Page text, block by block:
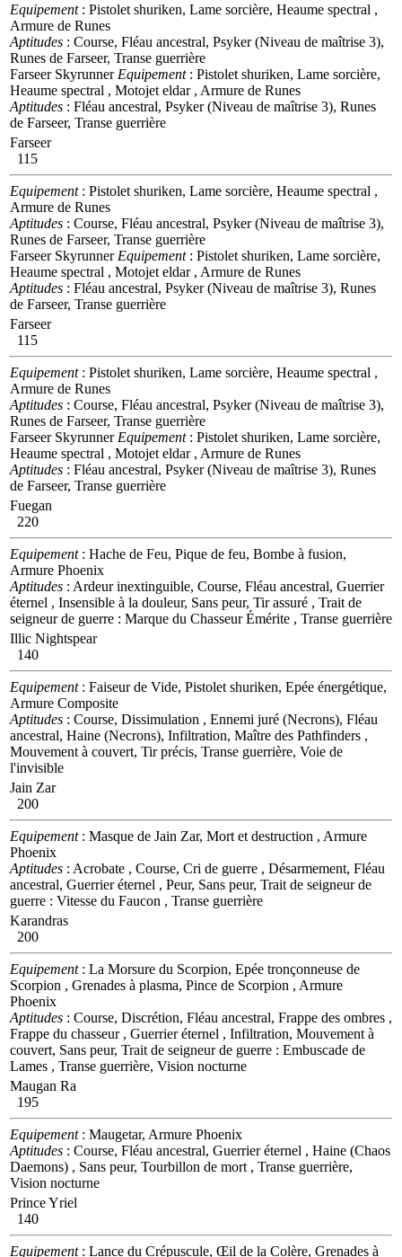
Equipement: Pistolet shuriken, Lame sorcière, Heaume spectral ,
Armure de Runes
Aptitudes : Course, Fléau ancestral, Psyker (Niveau de maîtrise 3),
Runes de Farseer, Transe guerrière
Farseer Skyrunner Equipement: Pistolet shuriken, Lame sorcière,
Heaume spectral , Motojet eldar , Armure de Runes
Aptitudes : Fléau ancestral, Psyker (Niveau de maîtrise 3), Runes
de Farseer, Transe guerrière
Farseer
115
Equipement: Pistolet shuriken, Lame sorcière, Heaume spectral ,
Armure de Runes
Aptitudes : Course, Fléau ancestral, Psyker (Niveau de maîtrise 3),
Runes de Farseer, Transe guerrière
Farseer Skyrunner Equipement: Pistolet shuriken, Lame sorcière,
Heaume spectral , Motojet eldar , Armure de Runes
Aptitudes : Fléau ancestral, Psyker (Niveau de maîtrise 3), Runes
de Farseer, Transe guerrière
Farseer
115
Equipement: Pistolet shuriken, Lame sorcière, Heaume spectral ,
Armure de Runes
Aptitudes : Course, Fléau ancestral, Psyker (Niveau de maîtrise 3),
Runes de Farseer, Transe guerrière
Farseer Skyrunner Equipement: Pistolet shuriken, Lame sorcière,
Heaume spectral , Motojet eldar , Armure de Runes
Aptitudes : Fléau ancestral, Psyker (Niveau de maîtrise 3), Runes
de Farseer, Transe guerrière
Fuegan
220
Equipement: Hache de Feu, Pique de feu, Bombe à fusion,
Armure Phoenix
Aptitudes : Ardeur inextinguible, Course, Fléau ancestral, Guerrier
éternel , Insensible à la douleur, Sans peur, Tir assuré , Trait de
seigneur de guerre : Marque du Chasseur Émérite , Transe guerrière
Illic Nightspear
140
Equipement: Faiseur de Vide, Pistolet shuriken, Epée énergétique,
Armure Composite
Aptitudes : Course, Dissimulation , Ennemi juré (Necrons), Fléau
ancestral, Haine (Necrons), Infiltration, Maître des Pathfinders ,
Mouvement à couvert, Tir précis, Transe guerrière, Voie de
l'invisible
Jain Zar
200
Equipement: Masque de Jain Zar, Mort et destruction , Armure
Phoenix
Aptitudes : Acrobate , Course, Cri de guerre , Désarmement, Fléau
ancestral, Guerrier éternel , Peur, Sans peur, Trait de seigneur de
guerre : Vitesse du Faucon , Transe guerrière
Karandras
200
Equipement: La Morsure du Scorpion, Epée tronçonneuse de
Scorpion , Grenades à plasma, Pince de Scorpion , Armure
Phoenix
Aptitudes : Course, Discrétion, Fléau ancestral, Frappe des ombres ,
Frappe du chasseur , Guerrier éternel , Infiltration, Mouvement à
couvert, Sans peur, Trait de seigneur de guerre : Embuscade de
Lames , Transe guerrière, Vision nocturne
Maugan Ra
195
Equipement: Maugetar, Armure Phoenix
Aptitudes : Course, Fléau ancestral, Guerrier éternel , Haine (Chaos
Daemons) , Sans peur, Tourbillon de mort , Transe guerrière,
Vision nocturne
Prince Yriel
140
Equipement: Lance du Crépuscule, Œil de la Colère, Grenades à